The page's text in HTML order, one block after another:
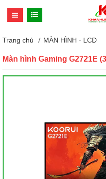
Trang chủ MÀN HÌNH - LCD
Màn hình Gaming G2721E